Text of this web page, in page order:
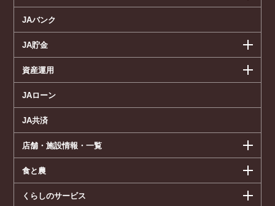
JAバンク
JA貯金
資産運用
JAローン
JA共済
店舗・施設情報・一覧
食と農
くらしのサービス